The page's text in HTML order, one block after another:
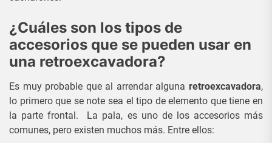
¿Cuáles son los tipos de
accesorios que se pueden usar en
una retroexcavadora?
Es muy probable que al arrendar alguna retroexcavadora,
lo primero que se note sea el tipo de elemento que tiene en
la parte frontal. La pala, es uno de los accesorios más
comunes, pero existen muchos más. Entre ellos: